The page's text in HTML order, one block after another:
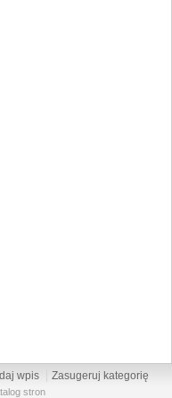
wpis Zasugeruj kategorię
stron